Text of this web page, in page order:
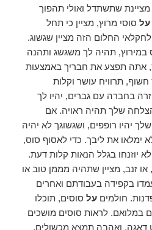
שתשתדל ואולי תהפוך
על סוסי מרוץ, מציין כי תחל
החלום הזה מציין שגשוג.
במירוץ, תהיה לך משגשג ותהנה
אתה תפצע את חבריך באמצעות
חשוף, תרוויח עושר וקלות
בחברה עם גברים, יהיו לך
שלך תהיה ראויה. אם
יהיו רופפים, ושגשוגך לא יהיה
ימלאו את ליבך. כדי לאסוף סוס,
יוזנחו בגלל הנאות קלות דעת.
או זנב, מציין שתהיה מממן טוב או
בקפידה בעבודתם ואחרים
חולמיםעל סוסים, תוכלו
במלואם. לראות סוסים מושכים
דאגה, ואהבה תמצא מכשולים.